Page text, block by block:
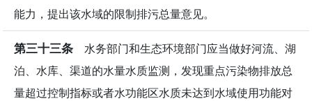
能力，提出该水域的限制排污总量意见。
第三十三条 水务部门和生态环境部门应当做好河流、湖
泊、水库、渠道的水量水质监测，发现重点污染物排放总
量超过控制指标或者水功能区水质未达到水域使用功能对